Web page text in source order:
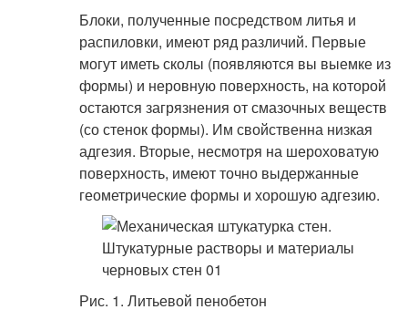
Блоки, полученные посредством литья и
распиловки, имеют ряд различий. Первые
могут иметь сколы (появляются вы выемке из
формы) и неровную поверхность, на которой
остаются загрязнения от смазочных веществ
(со стенок формы). Им свойственна низкая
адгезия. Вторые, несмотря на шероховатую
поверхность, имеют точно выдержанные
геометрические формы и хорошую адгезию.
Рис. 1. Литьевой пенобетон